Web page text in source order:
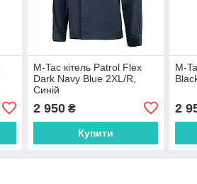
M-Tac кітель Patrol Flex
Dark Navy Blue 2XL/R,
Синій
2 950₴
Купити
M-
2